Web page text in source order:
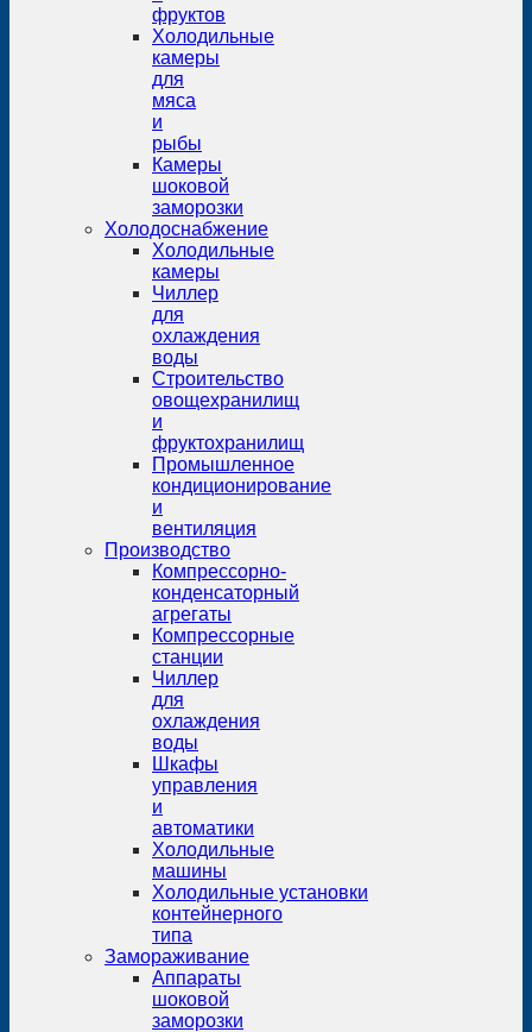
фруктов
Холодильные
камеры
для
мяса
и
рыбы
Камеры
шоковой
заморозки
Холодоснабжение
Холодильные
камеры
Чиллер
для
охлаждения
воды
Строительство
овощехранилищ
и
фруктохранилищ
Промышленное
кондиционирование
и
вентиляция
Производство
Компрессорно-
конденсаторный
агрегаты
Компрессорные
станции
Чиллер
для
охлаждения
воды
Шкафы
управления
и
автоматики
Холодильные
машины
Холодильные установки
контейнерного
типа
Замораживание
Аппараты
шоковой
заморозки